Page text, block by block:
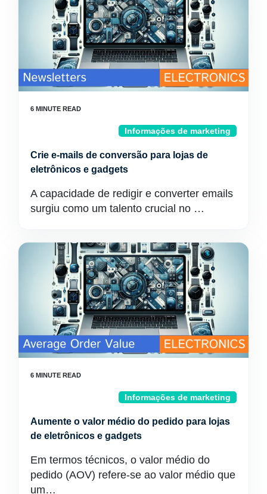
Informações de marketing
Crie e-mails de conversão para lojas de
eletrônicos e gadgets
A capacidade de redigir e converter emails
surgiu como um talento crucial no …
Informações de marketing
Aumente o valor médio do pedido para lojas
de eletrônicos e gadgets
Em termos técnicos, o valor médio do
pedido (AOV) refere-se ao valor médio que
um…